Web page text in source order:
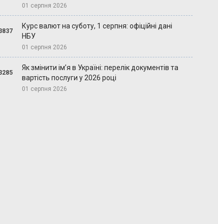
01 серпня 2026
Курс валют на суботу, 1 серпня: офіційні дані
НБУ
01 серпня 2026
Як змінити ім’я в Україні: перелік документів та
вартість послуги у 2026 році
01 серпня 2026